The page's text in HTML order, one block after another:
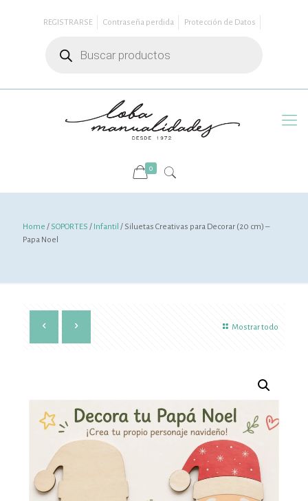
REGISTRARSE Contraseña perdida
Protección de Datos
productos
0
Home / SOPORTES / Infantil / Siluetas Creativas para Decorar (20 cm) –
Papa Noel
Mostrar todo